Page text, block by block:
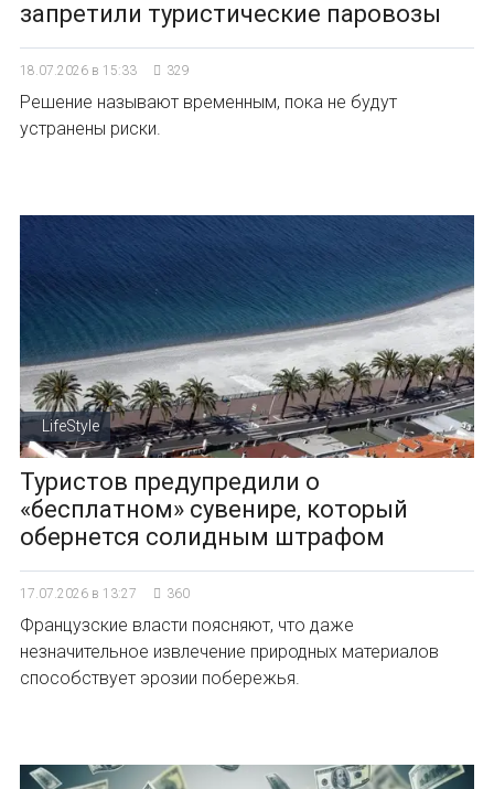
запретили туристические паровозы
18.07.2026 в 15:33 329
Решение называют временным, пока не будут
устранены риски.
LifeStyle
Туристов предупредили о
«бесплатном» сувенире, который
обернется солидным штрафом
17.07.2026 в 13:27 360
Французские власти поясняют, что даже
незначительное извлечение природных материалов
способствует эрозии побережья.